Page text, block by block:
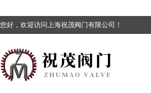
您好，欢迎访问上海祝茂阀门有限公司！